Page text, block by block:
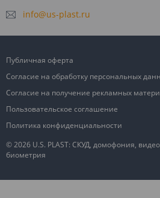
info@us-plast.ru
© 2026 U.S. PLAST: СКУД, домофония,
биометрия
Публичная оферта
Согласие на обработку персональных
Согласие на получение рекламных
Пользовательское соглашение
Политика конфиденциальности